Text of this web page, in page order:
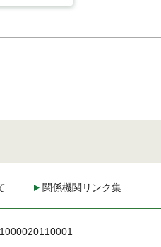
関係機関リンク集